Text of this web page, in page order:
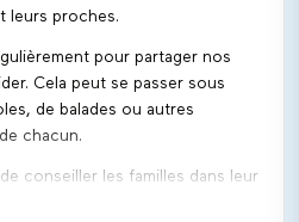
leurs proches.
pour partager nos
Cela peut se passer sous
de balades ou autres
chacun.
conseiller les familles dans leur